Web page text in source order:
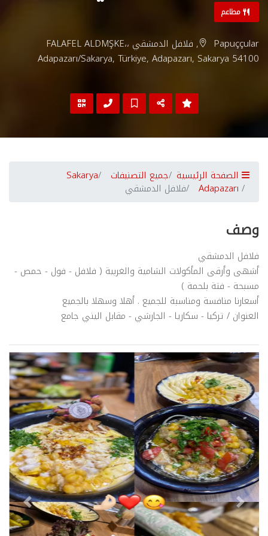
مطاعم
Papuççular, فلافل الدمشقي ،FALAFEL ALDMŞKE،
Adapazarı/Sakarya, Türkiye, Adapazarı, Sakarya 54100
الصفحة الرئيسية جميع التصنيفات Sakarya
Adapazarı فلافل الدمشقي
وصف
فلافل الدمشقي
أشهى وأرقى المأكولات الشامية والغربية ( فلافل - فول - حمص -
مسبحة - فتة بلحمة )
أسعارنا منافسة ومناسبة للجميع . أهلا وسهلا بالجميع
العنوان / تركيا - سكاريا - الجارشي - مقابل اليني جامع
Next